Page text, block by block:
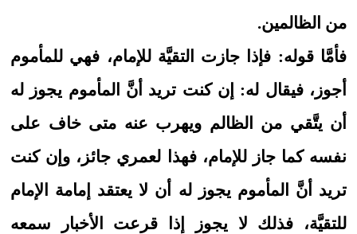
من الظالمين.
فأمَّا قوله: فإذا جازت التقيَّة للإمام، فهي للمأموم
أجوز، فيقال له: إن كنت تريد أنَّ المأموم يجوز له
أن يتَّقي من الظالم ويهرب عنه متى خاف على
نفسه كما جاز للإمام، فهذا لعمري جائز، وإن كنت
تريد أنَّ المأموم يجوز له أن لا يعتقد إمامة الإمام
للتقيَّة، فذلك لا يجوز إذا قرعت الأخبار سمعه